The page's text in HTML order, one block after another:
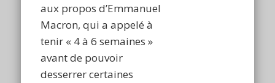
aux propos d’Emmanuel
Macron, qui a appelé à
tenir « 4 à 6 semaines »
avant de pouvoir
desserrer certaines